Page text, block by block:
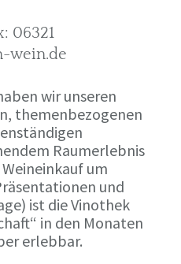
06321
wein.de
wir unseren
themenbezogenen
Raumerlebnis
um
und
ist die Vinothek
in den Monaten
erlebbar.